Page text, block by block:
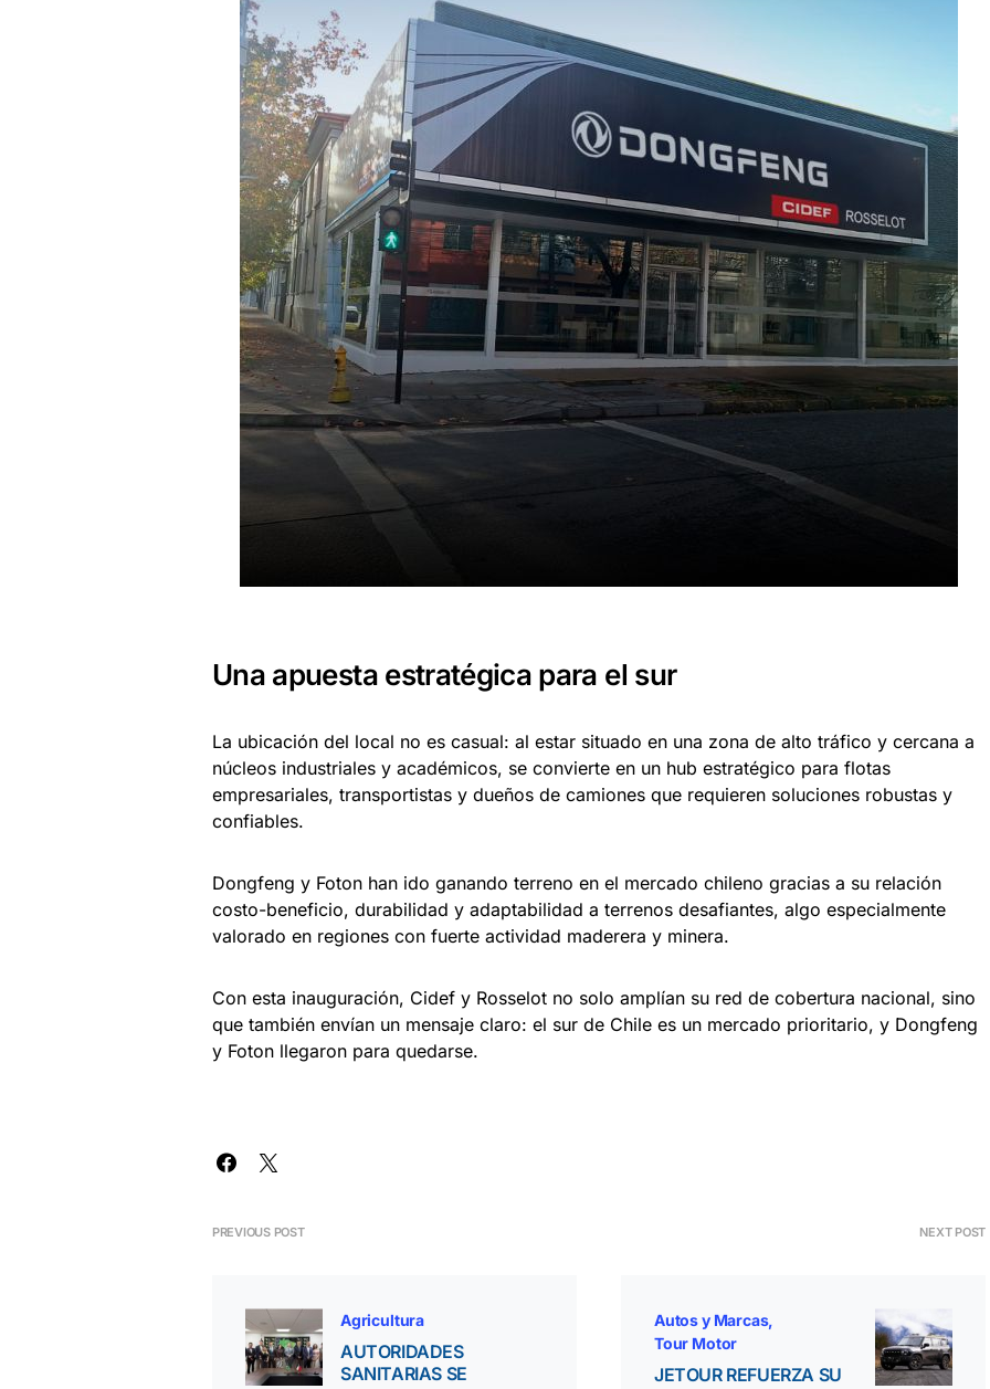
Una apuesta estratégica para el sur
La ubicación del local no es casual: al estar situado en una zona de alto tráfico y cercana a
núcleos industriales y académicos, se convierte en un hub estratégico para flotas
empresariales, transportistas y dueños de camiones que requieren soluciones robustas y
confiables.
Dongfeng y Foton han ido ganando terreno en el mercado chileno gracias a su relación
costo-beneficio, durabilidad y adaptabilidad a terrenos desafiantes, algo especialmente
valorado en regiones con fuerte actividad maderera y minera.
Con esta inauguración, Cidef y Rosselot no solo amplían su red de cobertura nacional, sino
que también envían un mensaje claro: el sur de Chile es un mercado prioritario, y Dongfeng
y Foton llegaron para quedarse.
PREVIOUS POST
Agricultura
AUTORIDADES
SANITARIAS SE
NEXT POST
Autos y Marcas
Tour Motor
JETOUR REFUERZA SU